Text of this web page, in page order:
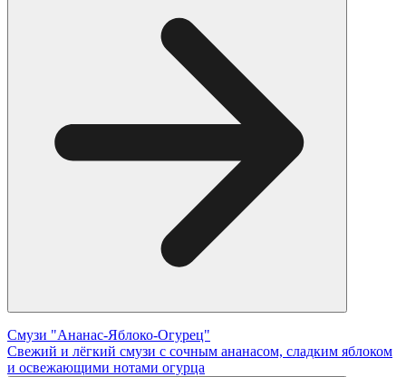
Смузи "Ананас-Яблоко-Огурец"
Свежий и лёгкий смузи с сочным ананасом, сладким яблоком
и освежающими нотами огурца